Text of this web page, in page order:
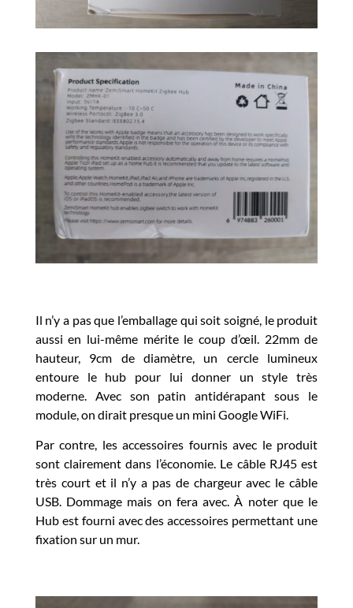
Il n’y a pas que l’emballage qui soit soigné, le produit
aussi en lui-même mérite le coup d’œil. 22mm de
hauteur, 9cm de diamètre, un cercle lumineux
entoure le hub pour lui donner un style très
moderne. Avec son patin antidérapant sous le
module, on dirait presque un mini Google WiFi.
Par contre, les accessoires fournis avec le produit
sont clairement dans l’économie. Le câble RJ45 est
très court et il n’y a pas de chargeur avec le câble
USB. Dommage mais on fera avec. À noter que le
Hub est fourni avec des accessoires permettant une
fixation sur un mur.